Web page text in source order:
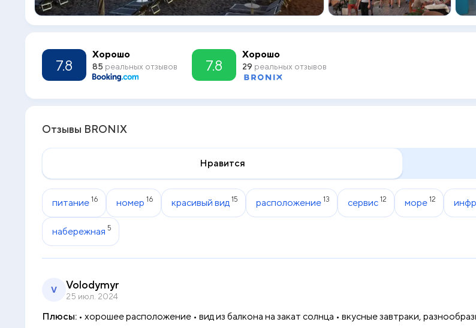
7.8
Хорошо
85 реальных отзывов 7.8
Хорошо
29 реальных отзывов
Отзывы BRONIX
Нравится
питание 16 номер 16 красивый вид 15 расположение 13 сервис 12 море 12
набережная 5
V Volodymyr
25 июл. 2024
Плюсы: • хорошее расположение • вид из балкона на закат солнца • вкусные завтраки,